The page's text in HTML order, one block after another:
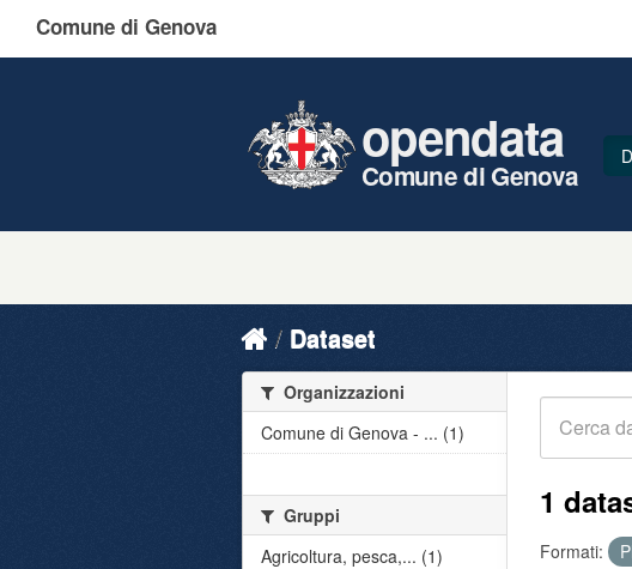
Comune di Genova
opendata
Comune di Genova
Dataset
1
Formati:
Organizzazioni
Comune di Genova - ... (1)
Gruppi
Agricoltura, pesca,... (1)